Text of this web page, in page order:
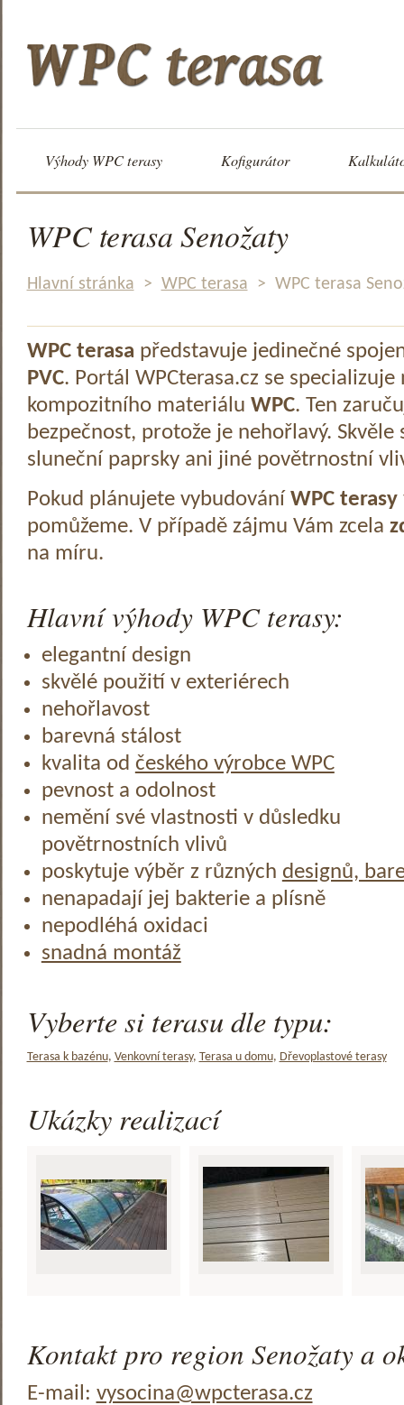
Výhody WPC terasy Kofigurátor
WPC terasa Senožaty
Hlavní stránka > WPC terasa > WPC terasa
WPC terasa představuje jedinečné
PVC. Portál WPCterasa.cz se specializuje
kompozitního materiálu WPC. Ten
bezpečnost, protože je nehořlavý.
sluneční paprsky ani jiné povětrnostní
Pokud plánujete vybudování WPC terasy
pomůžeme. V případě zájmu Vám zcela
na míru.
Hlavní výhody WPC terasy:
elegantní design
skvělé použití v exteriérech
nehořlavost
barevná stálost
kvalita od českého výrobce WPC
pevnost a odolnost
nemění své vlastnosti v důsledku
povětrnostních vlivů
poskytuje výběr z různých designů,
nenapadají jej bakterie a plísně
nepodléhá oxidaci
snadná montáž
Vyberte si terasu dle typu:
Terasa k bazénu, Venkovní terasy, Terasa u domu, Dřevoplastové terasy
Ukázky realizací
Kontakt pro region Senožaty a
E-mail: vysocina@wpcterasa.cz